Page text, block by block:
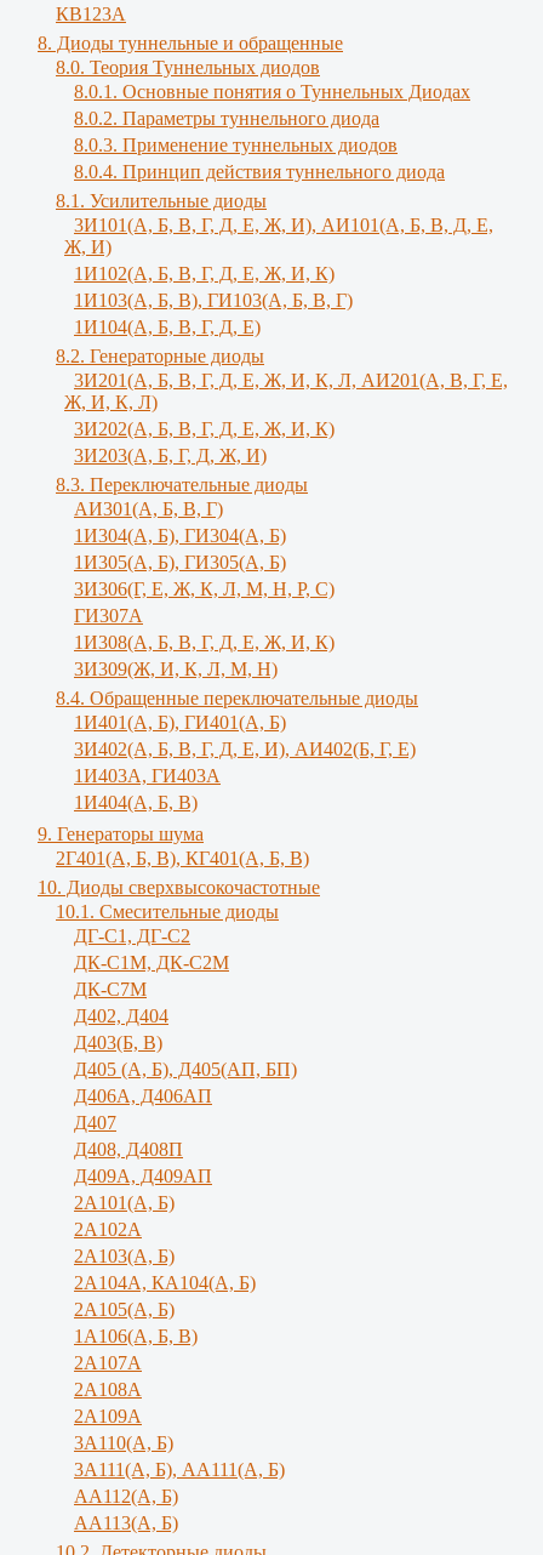
КВ123А
8. Диоды туннельные и обращенные
8.0. Теория Туннельных диодов
8.0.1. Основные понятия о Туннельных Диодах
8.0.2. Параметры туннельного диода
8.0.3. Применение туннельных диодов
8.0.4. Принцип действия туннельного диода
8.1. Усилительные диоды
3И101(А, Б, В, Г, Д, Е, Ж, И), АИ101(А, Б, В, Д, Е,
Ж, И)
1И102(А, Б, В, Г, Д, Е, Ж, И, К)
1И103(А, Б, В), ГИ103(А, Б, В, Г)
1И104(А, Б, В, Г, Д, Е)
8.2. Генераторные диоды
3И201(А, Б, В, Г, Д, Е, Ж, И, К, Л, АИ201(А, В, Г, Е,
Ж, И, К, Л)
3И202(А, Б, В, Г, Д, Е, Ж, И, К)
3И203(А, Б, Г, Д, Ж, И)
8.3. Переключательные диоды
АИ301(А, Б, В, Г)
1И304(А, Б), ГИ304(А, Б)
1И305(А, Б), ГИ305(А, Б)
3И306(Г, Е, Ж, К, Л, М, Н, Р, С)
ГИ307А
1И308(А, Б, В, Г, Д, Е, Ж, И, К)
3И309(Ж, И, К, Л, M, Н)
8.4. Обращенные переключательные диоды
1И401(А, Б), ГИ401(А, Б)
3И402(А, Б, В, Г, Д, Е, И), АИ402(Б, Г, Е)
1И403А, ГИ403А
1И404(А, Б, В)
9. Генераторы шума
2Г401(А, Б, В), КГ401(А, Б, В)
10. Диоды сверхвысокочастотные
10.1. Смесительные диоды
ДГ-С1, ДГ-С2
ДК-С1М, ДК-С2М
ДК-С7М
Д402, Д404
Д403(Б, В)
Д405 (А, Б), Д405(АП, БП)
Д406А, Д406АП
Д407
Д408, Д408П
Д409А, Д409АП
2А101(А, Б)
2А102А
2А103(А, Б)
2А104А, КА104(А, Б)
2А105(А, Б)
1А106(А, Б, В)
2А107А
2А108А
2А109А
3А110(А, Б)
3А111(А, Б), АА111(А, Б)
АА112(А, Б)
АА113(А, Б)